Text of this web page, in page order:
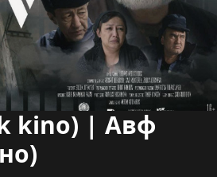
kino) | Авф